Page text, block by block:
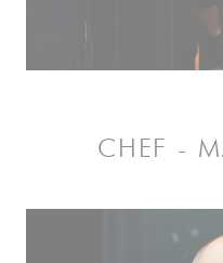
CHEF -